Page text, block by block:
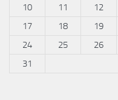
10
11 12
17
18 19
24
25 26
31